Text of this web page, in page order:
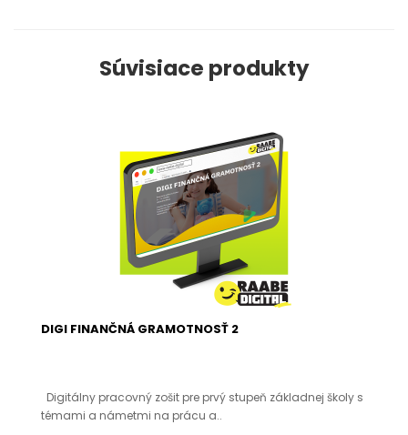
Súvisiace produkty
DIGI FINANČNÁ GRAMOTNOSŤ 2
Digitálny pracovný zošit pre prvý stupeň základnej školy s
témami a námetmi na prácu a..